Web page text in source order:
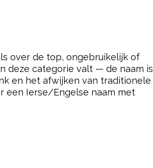
over de top, ongebruikelijk of
deze categorie valt — de naam is
en het afwijken van traditionele
een Ierse/Engelse naam met